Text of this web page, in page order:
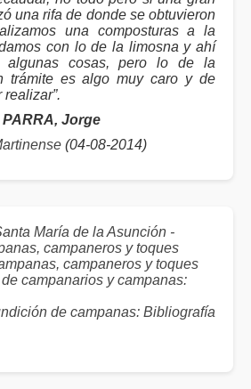
una rifa de donde se obtuvieron
una composturas a la
con lo de la limosna y ahí
algunas cosas, pero lo de la
trámite es algo muy caro y de
PARRA, Jorge
(04-08-2014)
María de la Asunción -
campaneros y toques
campaneros y toques
campanarios y campanas:
de campanas: Bibliografía